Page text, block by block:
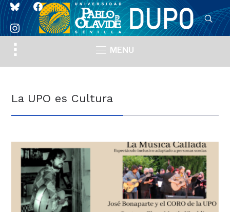
blueskyfacebook
instagram
Toggle
sidebar
MENU
La UPO es Cultura